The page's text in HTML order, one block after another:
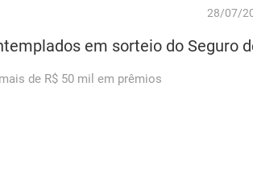
28/07/
em sorteio do Seguro
de R$ 50 mil em prêmios